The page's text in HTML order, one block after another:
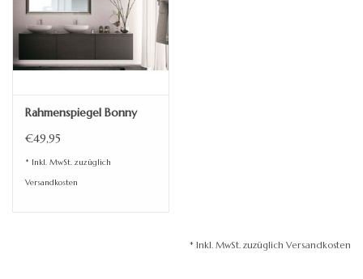
Rahmenspiegel Bonny
€49,95
* Inkl. MwSt. zuzüglich
Versandkosten
* Inkl. MwSt. zuzüglich Versandkosten